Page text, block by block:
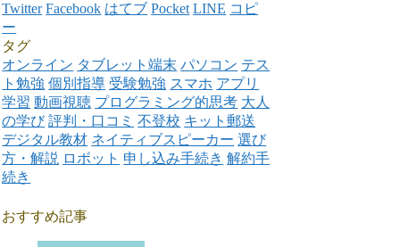
Twitter Facebook はてブ Pocket LINE コピ
ー
タグ
オンライン タブレット端末 パソコン テス
ト勉強 個別指導 受験勉強 スマホ アプリ
学習 動画視聴 プログラミング的思考 大人
の学び 評判・口コミ 不登校 キット郵送
デジタル教材 ネイティブスピーカー 選び
方・解説 ロボット 申し込み手続き 解約手
続き
おすすめ記事